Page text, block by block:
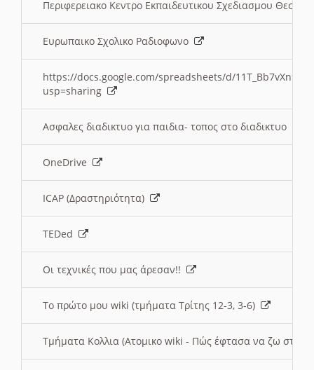
Περιφερειακο Κεντρο Εκπαιδευτικου Σχεδιασμου
Ευρωπαικο Σχολικο Ραδιοφωνο
https://docs.google.com/spreadsheets/d/
usp=sharing
Ασφαλες διαδικτυο για παιδια- τοπος στο διαδικτυο
OneDrive
ICAP (Δραστηριότητα)
TEDed
Οι τεχνικές που μας άρεσαν!!
Το πρώτο μου wiki (τμήματα Τρίτης 12-3, 3-6)
Τμήματα Κολλια (Ατομικο wiki - Πώς έφτασα να ζω στην